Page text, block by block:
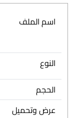
اسم الملف
النوع
الحجم
عرض وتحميل